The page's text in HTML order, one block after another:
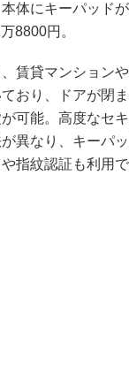
体にキーパッド
8800円。
賃貸マンション
おり、ドアが閉
可能。高度なセ
異なり、キーパ
指紋認証も利用で